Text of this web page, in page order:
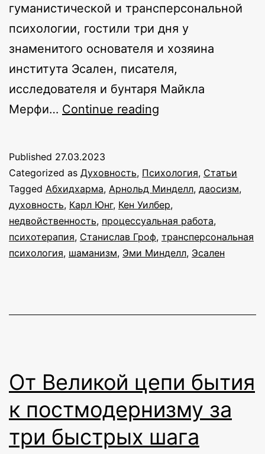
гуманистической и трансперсональной
психологии, гостили три дня у
знаменитого основателя и хозяина
института Эсален, писателя,
исследователя и бунтаря Майкла
Мерфи… Continue reading
процесс-
ориентированной
психологии
Published 27.03.2023
Categorized as Духовность, Психология, Статьи
Tagged Абхидхарма, Арнольд Минделл, даосизм,
духовность, Карл Юнг, Кен Уилбер,
недвойственность, процессуальная работа,
психотерапия, Станислав Гроф, трансперсональная
психология, шаманизм, Эми Минделл, Эсален
От Великой цепи бытия
к постмодернизму за
три быстрых шага